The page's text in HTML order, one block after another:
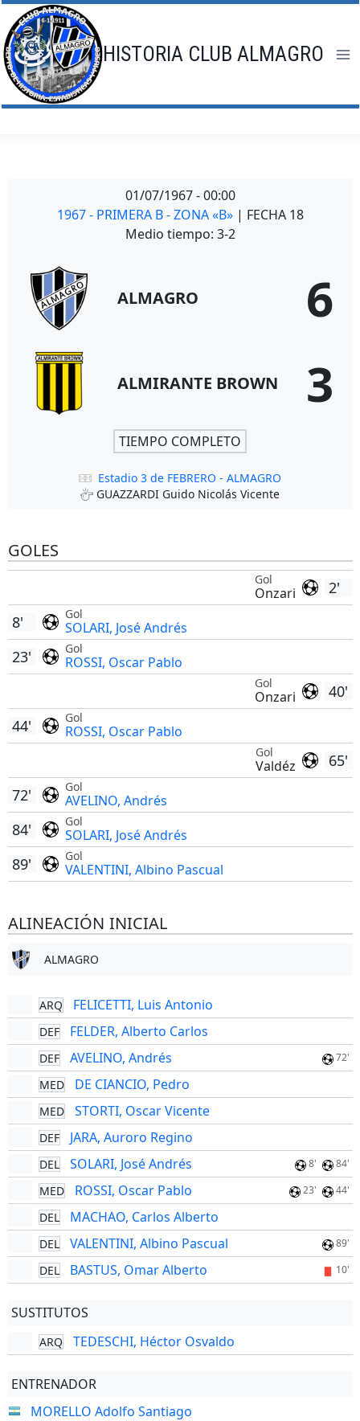
Saltar
al
contenido
HISTORIA CLUB ALMAGRO
01/07/1967 - 00:00
1967 - PRIMERA B - ZONA «B» | FECHA 18
Medio tiempo: 3-2
ALMAGRO 6
ALMIRANTE BROWN 3
TIEMPO COMPLETO
Estadio 3 de FEBRERO - ALMAGRO
GUAZZARDI Guido Nicolás Vicente
GOLES
2'
Gol
Onzari
Gol
SOLARI, José Andrés
8'
Gol
ROSSI, Oscar Pablo
23'
40'
Gol
Onzari
Gol
ROSSI, Oscar Pablo
44'
65'
Gol
Valdéz
Gol
AVELINO, Andrés
72'
Gol
SOLARI, José Andrés
84'
Gol
VALENTINI, Albino Pascual
89'
ALINEACIÓN INICIAL
ALMAGRO
ARQ FELICETTI, Luis Antonio
DEF FELDER, Alberto Carlos
DEF AVELINO, Andrés 72'
MED DE CIANCIO, Pedro
MED STORTI, Oscar Vicente
DEF JARA, Auroro Regino
DEL SOLARI, José Andrés 8' 84'
MED ROSSI, Oscar Pablo 23' 44'
DEL MACHAO, Carlos Alberto
DEL VALENTINI, Albino Pascual 89'
DEL BASTUS, Omar Alberto 10'
SUSTITUTOS
ARQ TEDESCHI, Héctor Osvaldo
ENTRENADOR
MORELLO Adolfo Santiago